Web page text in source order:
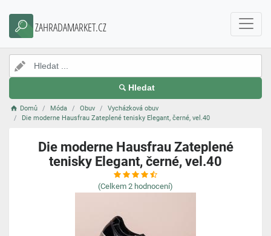
ZAHRADAMARKET.CZ
Hledat
Domů Móda Obuv
Vycházková obuv
Die moderne Hausfrau Zateplené tenisky Elegant, černé, vel.40
Die moderne Hausfrau Zateplené
tenisky Elegant, černé, vel.40
(Celkem 2 hodnocení)